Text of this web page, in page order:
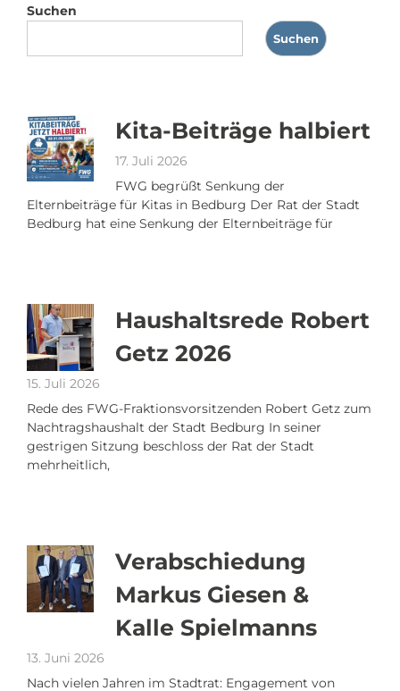
Suchen
Suchen
Kita-Beiträge halbiert
17. Juli 2026
FWG begrüßt Senkung der
Elternbeiträge für Kitas in Bedburg Der Rat der Stadt
Bedburg hat eine Senkung der Elternbeiträge für
Haushaltsrede Robert
Getz 2026
15. Juli 2026
Rede des FWG-Fraktionsvorsitzenden Robert Getz zum
Nachtragshaushalt der Stadt Bedburg In seiner
gestrigen Sitzung beschloss der Rat der Stadt
mehrheitlich,
Verabschiedung
Markus Giesen &
Kalle Spielmanns
13. Juni 2026
Nach vielen Jahren im Stadtrat: Engagement von